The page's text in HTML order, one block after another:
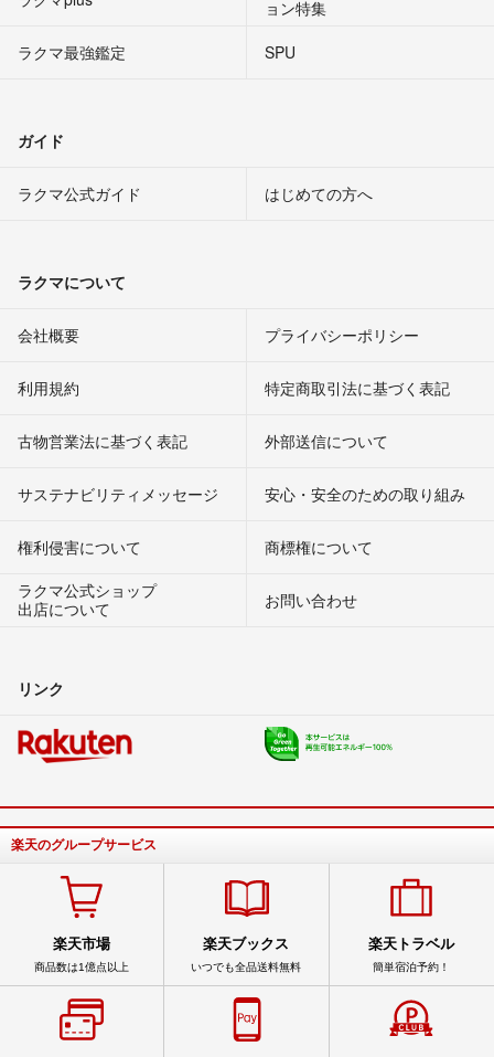
ョン特集
ラクマ最強鑑定
SPU
ガイド
ラクマ公式ガイド はじめての方へ
ラクマについて
会社概要 プライバシーポリシー
利用規約 特定商取引法に基づく表記
古物営業法に基づく表記 外部送信について
サステナビリティメッセージ 安心・安全のための取り組み
権利侵害について
商標権について
ラクマ公式ショップ
出店について
お問い合わせ
リンク
楽天のグループサービス
楽天市場
商品数は1億点以上
楽天ブックス
いつでも全品送料無料
楽天トラベル
簡単宿泊予約！